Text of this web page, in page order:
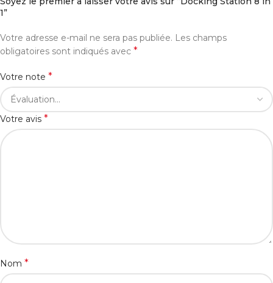
1”
Votre adresse e-mail ne sera pas publiée. Les champs
obligatoires sont indiqués avec *
Votre note *
Votre avis *
Nom *